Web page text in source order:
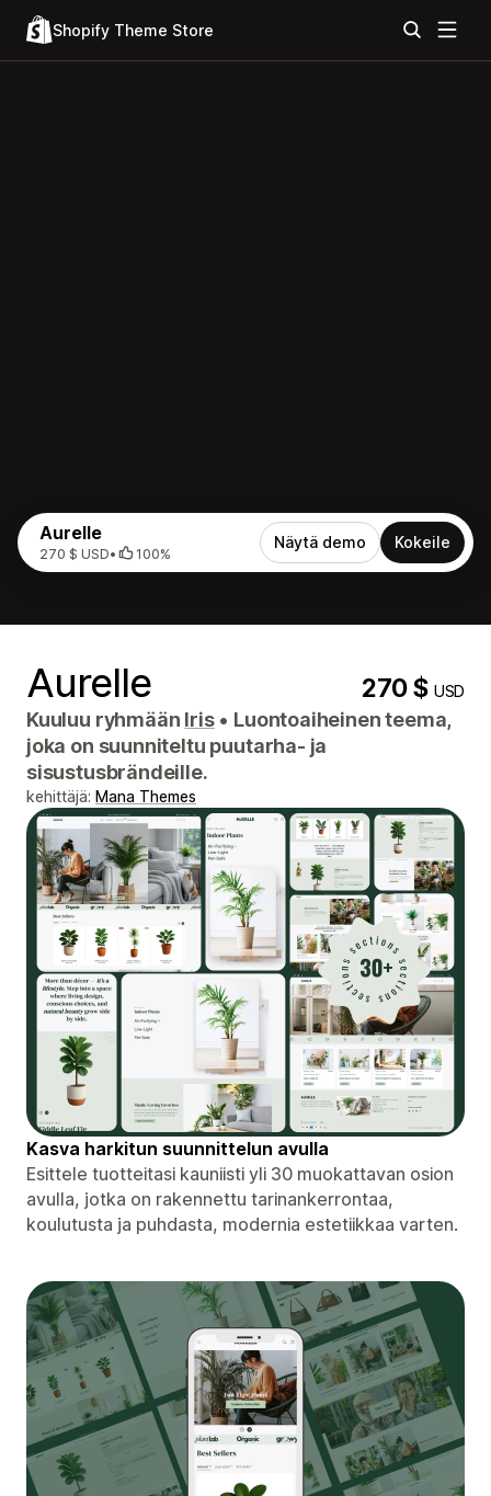
Shopify Theme Store
Aurelle
270 $ USD• 100%
Näytä demo Kokeile
Aurelle 270 $USD
Kuuluu ryhmään Iris • Luontoaiheinen teema,
joka on suunniteltu puutarha- ja
sisustusbrändeille.
kehittäjä: Mana Themes
Kasva harkitun suunnittelun avulla
Esittele tuotteitasi kauniisti yli 30 muokattavan osion
avulla, jotka on rakennettu tarinankerrontaa,
koulutusta ja puhdasta, modernia estetiikkaa varten.